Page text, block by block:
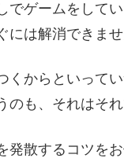
でゲームをして
は解消できませ
くからといって
も、それはそれ
発散するコツを